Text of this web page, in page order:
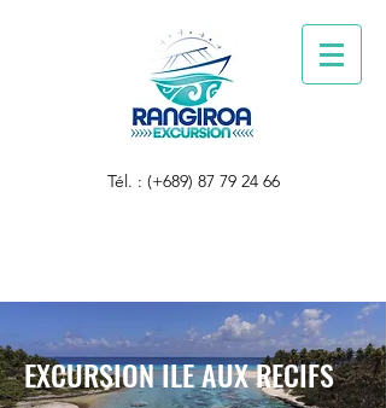
Tél. : (+689) 87 79 24 66
EXCURSIONILE AUX RECIFS